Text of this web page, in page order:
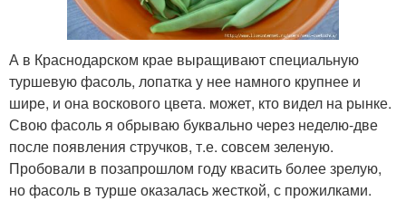
А в Краснодарском крае выращивают специальную
туршевую фасоль, лопатка у нее намного крупнее и
шире, и она воскового цвета. может, кто видел на рынке.
Свою фасоль я обрываю буквально через неделю-две
после появления стручков, т.е. совсем зеленую.
Пробовали в позапрошлом году квасить более зрелую,
но фасоль в турше оказалась жесткой, с прожилками.